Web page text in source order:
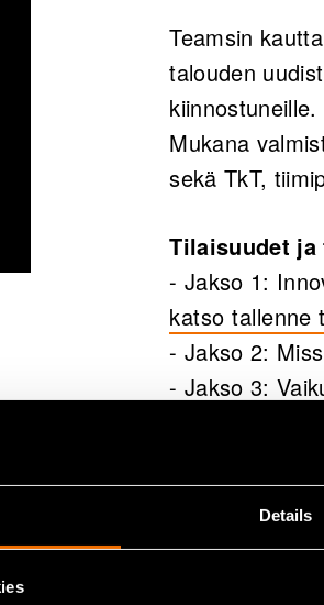
Details
Teamsin
talouden
Mukana
sekä TkT,
Tilaisuudet ja
- Jakso 1:
katso tallenne
- Jakso 2:
- Jakso 3:
tutkimuksen